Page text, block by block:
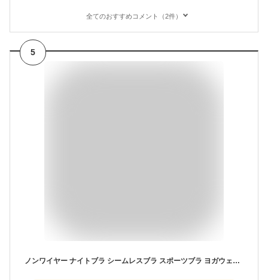
全てのおすすめコメント（2件）
5
ノンワイヤー ナイトブラ シームレスブラ スポーツブラ ヨガウェア ブラ おやすみブラ レディース 育乳 ブラジャー ブラランニング ダンス 育乳ブラ 自胸 脇高ブラ 脇肉 バストアップ 下着 通気性 伸縮 横流れ 防止 大きいサイズ 育乳ナイトブラ ノンワイヤー パッド付